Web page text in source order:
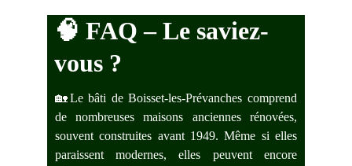
🧠 FAQ – Le saviez-
vous ?
🏡Le bâti de Boisset-les-Prévanches comprend
de nombreuses maisons anciennes rénovées,
souvent construites avant 1949. Même si elles
paraissent modernes, elles peuvent encore